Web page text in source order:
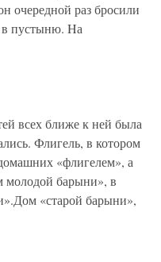
очередной раз бросили
в пустыню. Hа
всех ближе к ней была
Флигель, в котором
«флигелем», а
молодой барыни», в
«старой барыни»,